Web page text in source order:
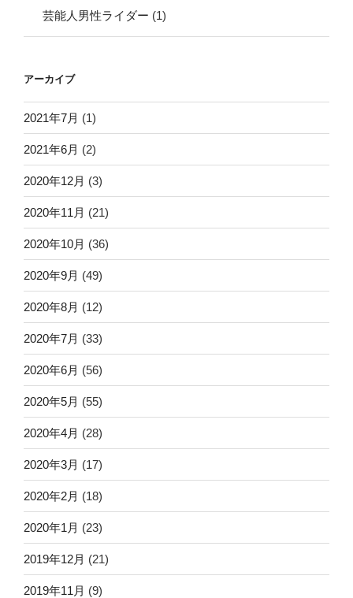
芸能人男性ライダー (1)
アーカイブ
2021年7月 (1)
2021年6月 (2)
2020年12月 (3)
2020年11月 (21)
2020年10月 (36)
2020年9月 (49)
2020年8月 (12)
2020年7月 (33)
2020年6月 (56)
2020年5月 (55)
2020年4月 (28)
2020年3月 (17)
2020年2月 (18)
2020年1月 (23)
2019年12月 (21)
2019年11月 (9)